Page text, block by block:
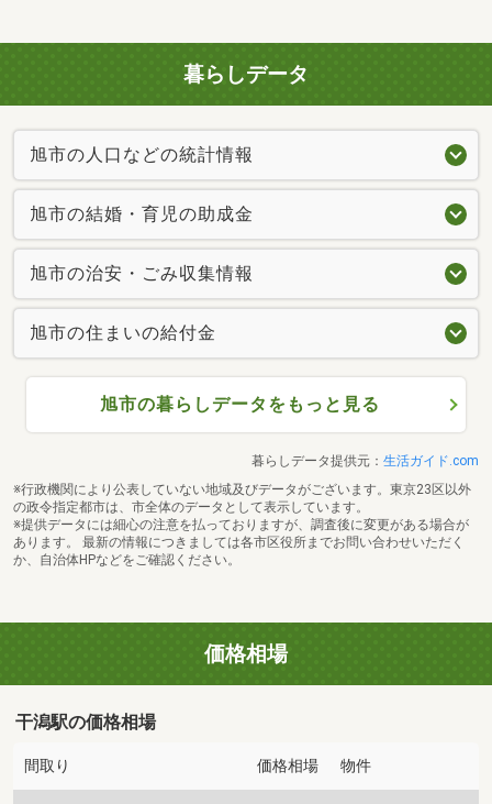
暮らしデータ
旭市の人口などの統計情報
旭市の結婚・育児の助成金
旭市の治安・ごみ収集情報
旭市の住まいの給付金
旭市の暮らしデータをもっと見る
暮らしデータ提供元： 生活ガイド.com
※行政機関により公表していない地域及びデータがございます。東京23区以外
の政令指定都市は、市全体のデータとして表示しています。
※提供データには細心の注意を払っておりますが、調査後に変更がある場合が
あります。 最新の情報につきましては各市区役所までお問い合わせいただく
か、自治体HPなどをご確認ください。
価格相場
干潟駅の価格相場
間取り 価格相場 物件